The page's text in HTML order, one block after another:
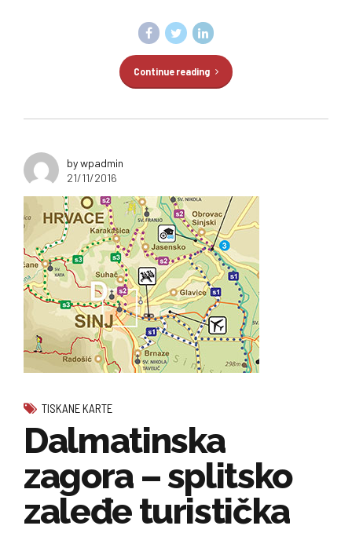
Continue reading
by wpadmin
21/11/2016
TISKANE KARTE
Dalmatinska
zagora – splitsko
zaleđe turistička